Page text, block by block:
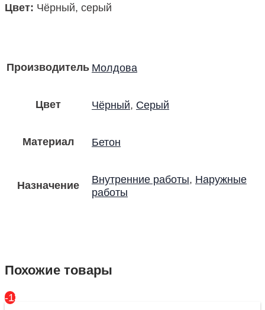
Цвет: Чёрный, серый
Производитель Молдова
Цвет Чёрный, Серый
Материал Бетон
Назначение
Внутренние работы, Наружные
работы
Похожие товары
-13%